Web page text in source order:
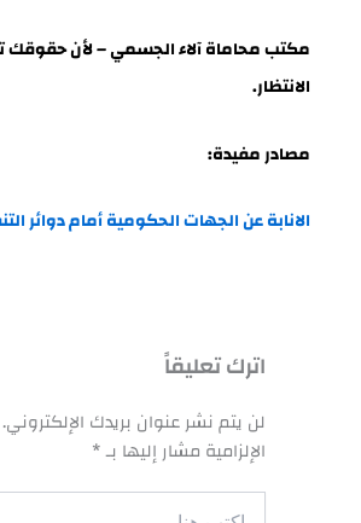
مكتب محاماة آلاء الجسمي – لأن حقوقك
الانتظار.
مصادر مفيدة:
الانابة عن الجهات الحكومية أمام دوائر
اترك تعليقاً
لن يتم نشر عنوان بريدك الإلكتروني.
الإلزامية مشار إليها بـ*
اكتب